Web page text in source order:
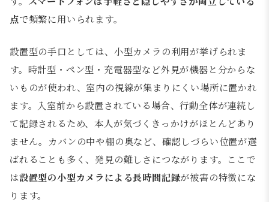
点で頻繁に用いられます。
設置型の手口としては、小型カメラの利用が挙げられま
す。時計型・ペン型・充電器型など外見が機器と分からな
いものが使われ、室内の視線が集まりにくい場所に置かれ
ます。入室前から設置されている場合、行動全体が連続し
て記録されるため、本人が気づくきっかけがほとんどあり
ません。カバンの中や棚の奥など、確認しづらい位置が選
ばれることも多く、発見の難しさにつながります。ここで
は設置型の小型カメラによる長時間記録が被害の特徴にな
ります。